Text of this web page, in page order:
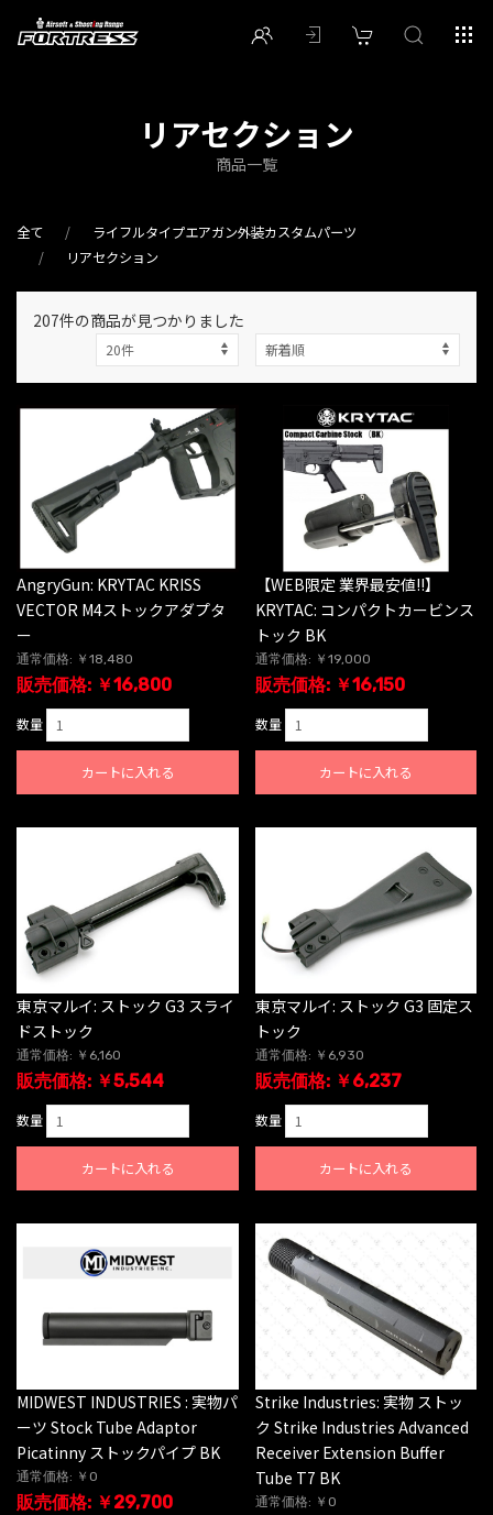
リアセクション
商品一覧
全て
ライフルタイプエアガン外装カスタムパーツ
リアセクション
207件の商品が見つかりました
AngryGun: KRYTAC KRISS
VECTOR M4ストックアダプタ
ー
通常価格: ￥18,480
販売価格: ￥16,800
数量
カートに入れる
【WEB限定 業界最安値!!】
KRYTAC: コンパクトカービンス
トック BK
通常価格: ￥19,000
販売価格: ￥16,150
数量
カートに入れる
東京マルイ: ストック G3 スライ
ドストック
通常価格: ￥6,160
販売価格: ￥5,544
数量
カートに入れる
東京マルイ: ストック G3 固定ス
トック
通常価格: ￥6,930
販売価格: ￥6,237
数量
カートに入れる
MIDWEST INDUSTRIES : 実物パ
ーツ Stock Tube Adaptor
Picatinny ストックパイプ BK
通常価格: ￥0
販売価格: ￥29,700
Strike Industries: 実物 ストッ
ク Strike Industries Advanced
Receiver Extension Buffer
Tube T7 BK
通常価格: ￥0